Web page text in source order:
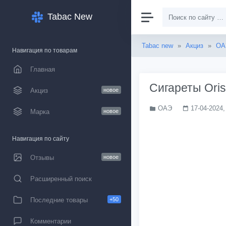
Tabac New
Навигация по товарам
Главная
Акциз новое
Марка новое
Навигация по сайту
Отзывы новое
Расширенный поиск
Последние товары +50
Комментарии
Tabac new » Акциз »
Сигареты
ОАЭ 17-04-